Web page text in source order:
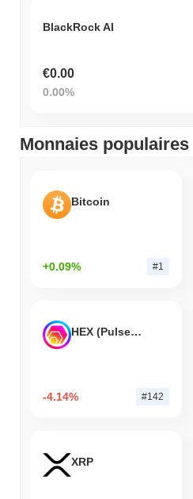
BlackRock AI
€0.00
0.00%
Monnaies populaires
Bitcoin
+0.09% #1
HEX (Pulsechain)
-4.14% #142
XRP